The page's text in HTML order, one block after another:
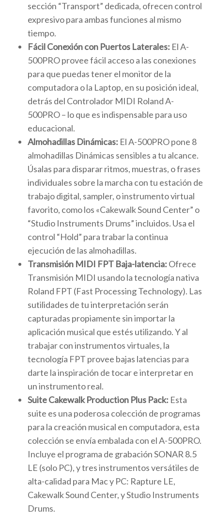
sección “Transport” dedicada, ofrecen control
expresivo para ambas funciones al mismo
tiempo.
Fácil Conexión con Puertos Laterales: El A-
500PRO provee fácil acceso a las conexiones
para que puedas tener el monitor de la
computadora o la Laptop, en su posición ideal,
detrás del Controlador MIDI Roland A-
500PRO – lo que es indispensable para uso
educacional.
Almohadillas Dinámicas: El A-500PRO pone 8
almohadillas Dinámicas sensibles a tu alcance.
Úsalas para disparar ritmos, muestras, o frases
individuales sobre la marcha con tu estación de
trabajo digital, sampler, o instrumento virtual
favorito, como los «Cakewalk Sound Center” o
“Studio Instruments Drums” incluidos. Usa el
control “Hold” para trabar la continua
ejecución de las almohadillas.
Transmisión MIDI FPT Baja-latencia: Ofrece
Transmisión MIDI usando la tecnología nativa
Roland FPT (Fast Processing Technology). Las
sutilidades de tu interpretación serán
capturadas propiamente sin importar la
aplicación musical que estés utilizando. Y al
trabajar con instrumentos virtuales, la
tecnología FPT provee bajas latencias para
darte la inspiración de tocar e interpretar en
un instrumento real.
Suite Cakewalk Production Plus Pack: Esta
suite es una poderosa colección de programas
para la creación musical en computadora, esta
colección se envía embalada con el A-500PRO.
Incluye el programa de grabación SONAR 8.5
LE (solo PC), y tres instrumentos versátiles de
alta-calidad para Mac y PC: Rapture LE,
Cakewalk Sound Center, y Studio Instruments
Drums.